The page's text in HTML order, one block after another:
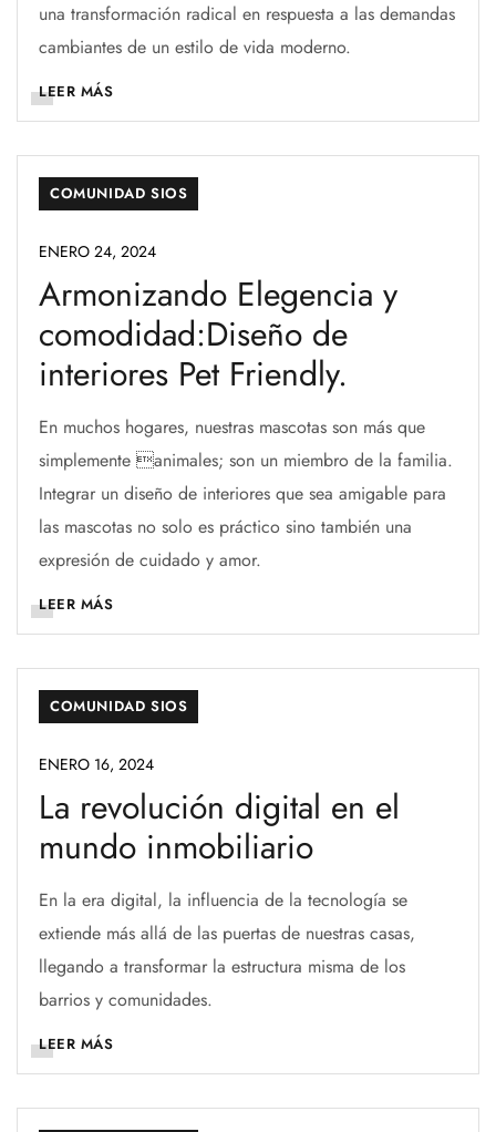
una transformación radical en respuesta a las demandas
cambiantes de un estilo de vida moderno.
LEER MÁS
COMUNIDAD SIOS
ENERO 24, 2024
Armonizando Elegencia y
comodidad:Diseño de
interiores Pet Friendly.
En muchos hogares, nuestras mascotas son más que
simplemente animales; son un miembro de la familia.
Integrar un diseño de interiores que sea amigable para
las mascotas no solo es práctico sino también una
expresión de cuidado y amor.
LEER MÁS
COMUNIDAD SIOS
ENERO 16, 2024
La revolución digital en el
mundo inmobiliario
En la era digital, la influencia de la tecnología se
extiende más allá de las puertas de nuestras casas,
llegando a transformar la estructura misma de los
barrios y comunidades.
LEER MÁS